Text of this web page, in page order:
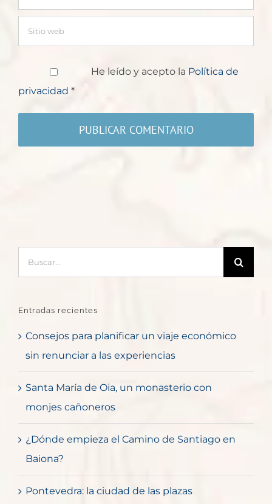
He leído y acepto la Política de
privacidad *
Entradas recientes
Consejos para planificar un viaje económico
sin renunciar a las experiencias
Santa María de Oia, un monasterio con
monjes cañoneros
¿Dónde empieza el Camino de Santiago en
Baiona?
Pontevedra: la ciudad de las plazas